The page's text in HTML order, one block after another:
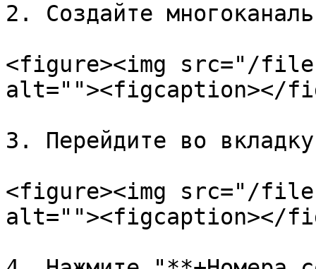
2. Создайте
<figure><img src="/files/
alt=""><figcaption></
3. Перейдите во
<figure><img src="/
alt=""><figcaption></